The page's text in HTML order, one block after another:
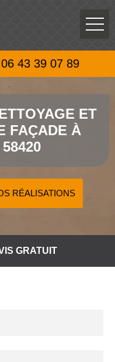
06 43 39 07 89
ET
FAÇADE À
RÉALISATIONS
GRATUIT